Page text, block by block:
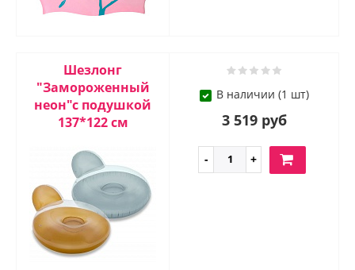
Шезлонг
"Замороженный
неон"с подушкой
137*122 см
В наличии (1 шт)
3 519 руб